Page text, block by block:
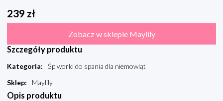
239 zł
Zobacz w sklepie Maylily
Szczegóły produktu
Kategoria:
Śpiworki do spania dla niemowląt
Sklep: Maylily
Opis produktu